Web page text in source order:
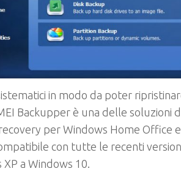
in modo da poter
Backupper è una delle soluzioni
per Windows Home Office
con tutte le recenti
a Windows 10.